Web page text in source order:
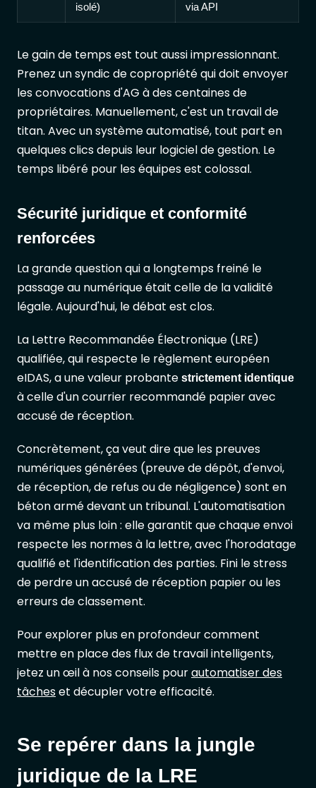
isolé) via API
Le gain de temps est tout aussi impressionnant.
Prenez un syndic de copropriété qui doit envoyer
les convocations d'AG à des centaines de
propriétaires. Manuellement, c'est un travail de
titan. Avec un système automatisé, tout part en
quelques clics depuis leur logiciel de gestion. Le
temps libéré pour les équipes est colossal.
Sécurité juridique et conformité
renforcées
La grande question qui a longtemps freiné le
passage au numérique était celle de la validité
légale. Aujourd'hui, le débat est clos.
La Lettre Recommandée Électronique (LRE)
qualifiée, qui respecte le règlement européen
eIDAS, a une valeur probante strictement identique
à celle d'un courrier recommandé papier avec
accusé de réception.
Concrètement, ça veut dire que les preuves
numériques générées (preuve de dépôt, d'envoi,
de réception, de refus ou de négligence) sont en
béton armé devant un tribunal. L'automatisation
va même plus loin : elle garantit que chaque envoi
respecte les normes à la lettre, avec l'horodatage
qualifié et l'identification des parties. Fini le stress
de perdre un accusé de réception papier ou les
erreurs de classement.
Pour explorer plus en profondeur comment
mettre en place des flux de travail intelligents,
jetez un œil à nos conseils pourautomatiser des
tâcheset décupler votre efficacité.
Se repérer dans la jungle
juridique de la LRE